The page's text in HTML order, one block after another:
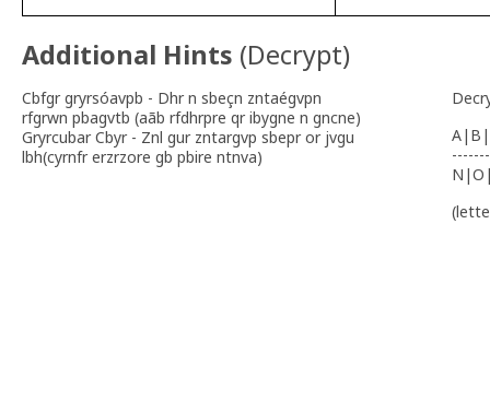
Additional Hints (Decrypt)
Cbfgr gryrsóavpb - Dhr n sbeçn zntaégvpn
rfgrwn pbagvtb (aãb rfdhrpre qr ibygne n gncne)
Gryrcubar Cbyr - Znl gur zntargvp sbepr or jvgu
lbh(cyrnfr erzrzore gb pbire ntnva)